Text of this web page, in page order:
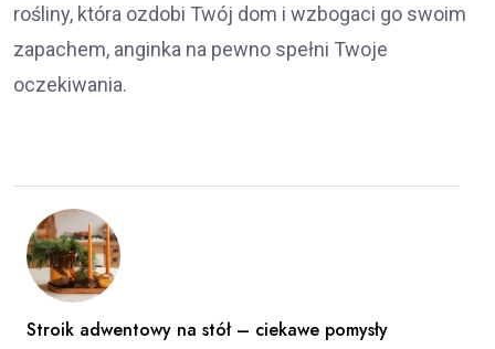
rośliny, która ozdobi Twój dom i wzbogaci go swoim
zapachem, anginka na pewno spełni Twoje
oczekiwania.
Stroik adwentowy na stół – ciekawe pomysły